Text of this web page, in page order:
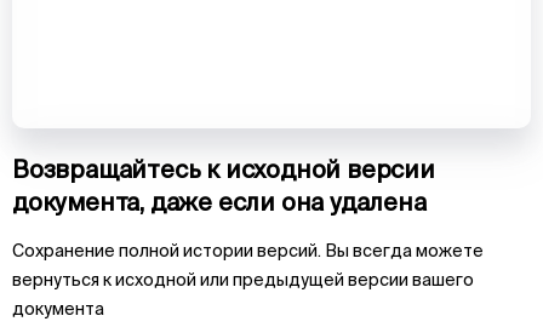
Возвращайтесь к исходной версии
документа, даже если она удалена
Сохранение полной истории версий. Вы всегда можете
вернуться к исходной или предыдущей версии вашего
документа